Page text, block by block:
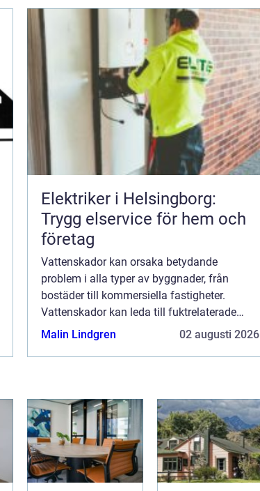
Elektriker i Helsingborg:
Trygg elservice för hem och
företag
Vattenskador kan orsaka betydande
problem i alla typer av byggnader, från
bostäder till kommersiella fastigheter.
Vattenskador kan leda till fuktrelaterade
problem som mögel och kan i värsta fall
Malin Lindgren 02 augusti 2026